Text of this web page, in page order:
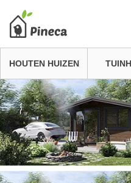
HOUTEN HUIZEN